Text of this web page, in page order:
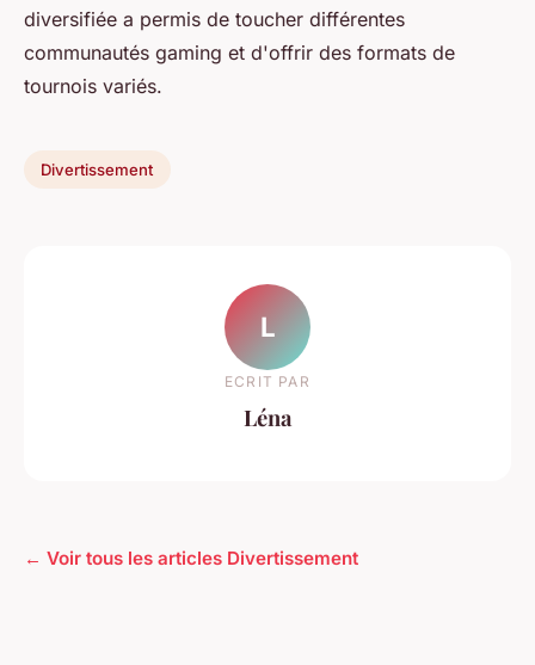
diversifiée a permis de toucher différentes
communautés gaming et d'offrir des formats de
tournois variés.
Divertissement
L
ECRIT PAR
Léna
← Voir tous les articles Divertissement